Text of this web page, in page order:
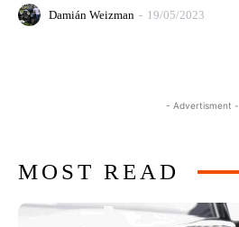
Damián Weizman - 19/05/2023
- Advertisment -
MOST READ